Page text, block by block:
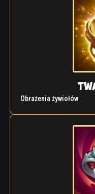
Obrażenia żywiołów